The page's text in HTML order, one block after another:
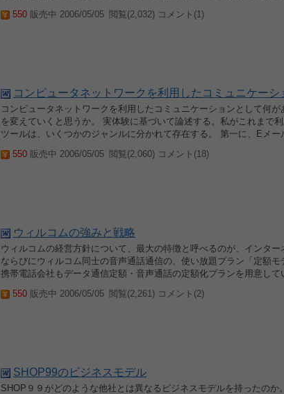
550 販売中 2006/05/05 閲覧(2,032) コメント(1)
コンピュータネットワークを利用したコミュニケーシ
コンピュータネットワークを利用したコミュニケーションとして何
を変えていくと思うか。 実体験に基づいて論述する。私がこれまで
ツールは、いくつかのジャンルに分かれて存在する。 第一に、Eメー
550 販売中 2006/05/05 閲覧(2,060) コメント(18)
ウィルコムの強みと戦略
ウィルコムの経営方針について、最大の特徴と呼べるのが、インター
ならびにウィルコム同士の音声通話通信の、使い放題プラン「定額
携帯電話会社もデータ通信定額・音声通話の定額化プランを用意し
550 販売中 2006/05/05 閲覧(2,261) コメント(2)
SHOP99のビジネスモデル
SHOP９９がどのような他社とは異なるビジネスモデルを持ったのか